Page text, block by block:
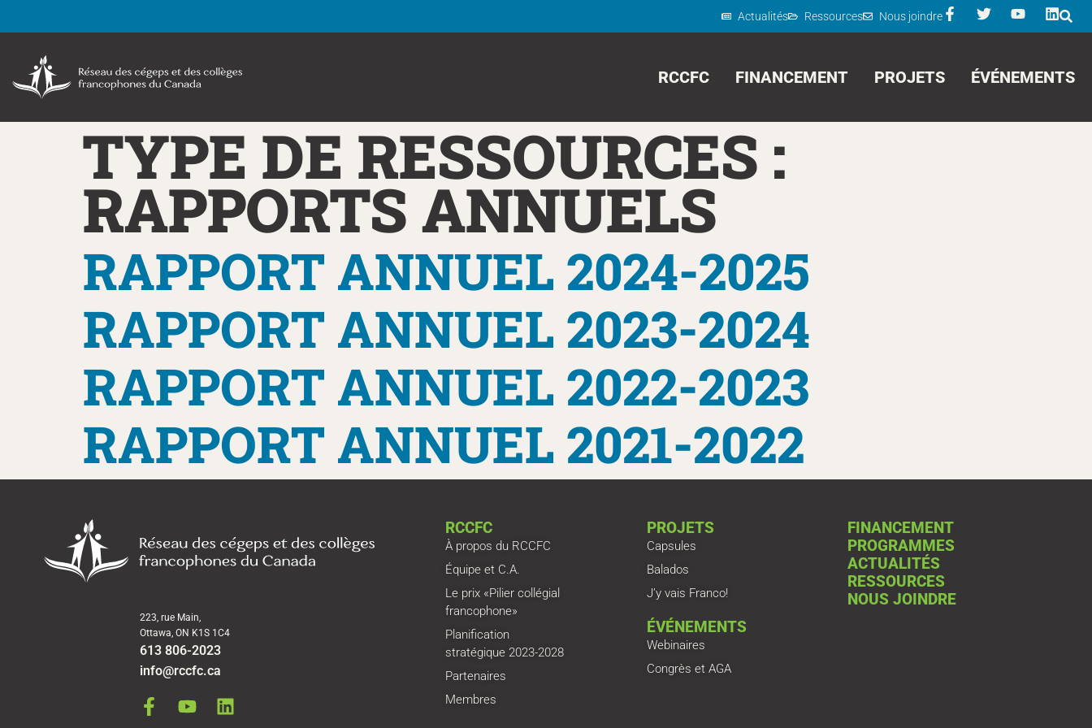
Actualités Ressources Nous joindre
RCCFC FINANCEMENT PROJETS ÉVÉNEMENTS
TYPE DE RESSOURCES :
RAPPORTS ANNUELS
RAPPORT ANNUEL 2024-2025
RAPPORT ANNUEL 2023-2024
RAPPORT ANNUEL 2022-2023
RAPPORT ANNUEL 2021-2022
223, rue Main,
Ottawa, ON K1S 1C4
613 806-2023
info@rccfc.ca
RCCFC
À propos du RCCFC
Équipe et C.A.
Le prix «Pilier collégial
francophone»
Planification
stratégique 2023-2028
Partenaires
Membres
PROJETS
Capsules
Balados
J’y vais Franco!
ÉVÉNEMENTS
Webinaires
Congrès et AGA
FINANCEMENT
PROGRAMMES
ACTUALITÉS
RESSOURCES
NOUS JOINDRE